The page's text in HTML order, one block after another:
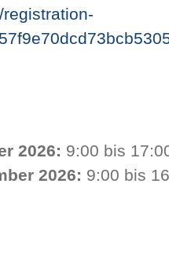
2026: 9:00 bis
2026: 9:00 bis